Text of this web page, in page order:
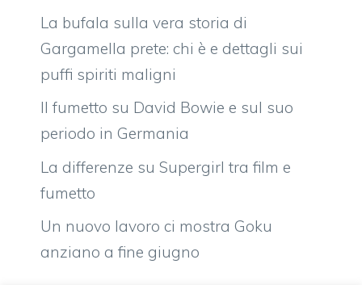
La bufala sulla vera storia di
Gargamella prete: chi è e dettagli sui
puffi spiriti maligni
Il fumetto su David Bowie e sul suo
periodo in Germania
La differenze su Supergirl tra film e
fumetto
Un nuovo lavoro ci mostra Goku
anziano a fine giugno